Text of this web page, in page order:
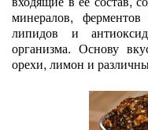
минералов,
липидов и
организма. Основу
орехи, лимон и